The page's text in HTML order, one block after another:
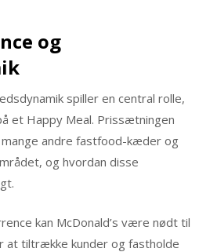
og
spiller en central rolle,
et Happy Meal. Prissætningen
andre fastfood-kæder og
og hvordan disse
kan McDonald’s være nødt til
at tiltrække kunder og fastholde